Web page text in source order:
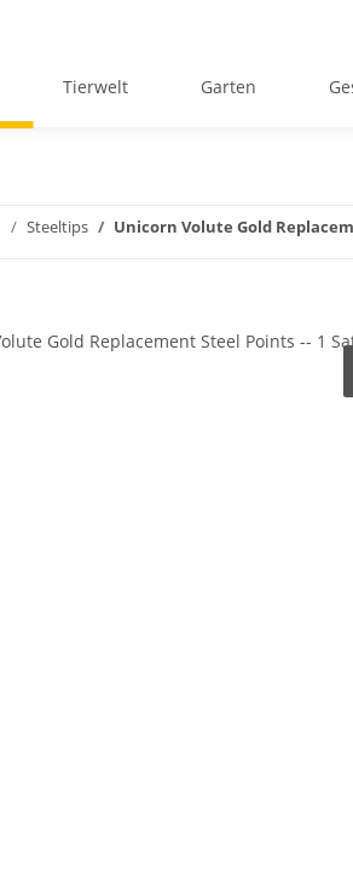
Tierwelt Garten
Steeltips Unicorn Volute Gold